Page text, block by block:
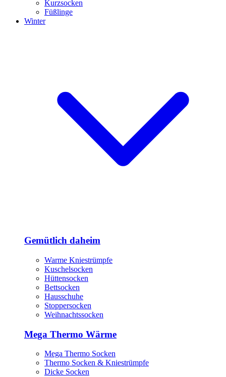
Kurzsocken
Füßlinge
Winter
Gemütlich daheim
Warme Kniestrümpfe
Kuschelsocken
Hüttensocken
Bettsocken
Hausschuhe
Stoppersocken
Weihnachtssocken
Mega Thermo Wärme
Mega Thermo Socken
Thermo Socken & Kniestrümpfe
Dicke Socken